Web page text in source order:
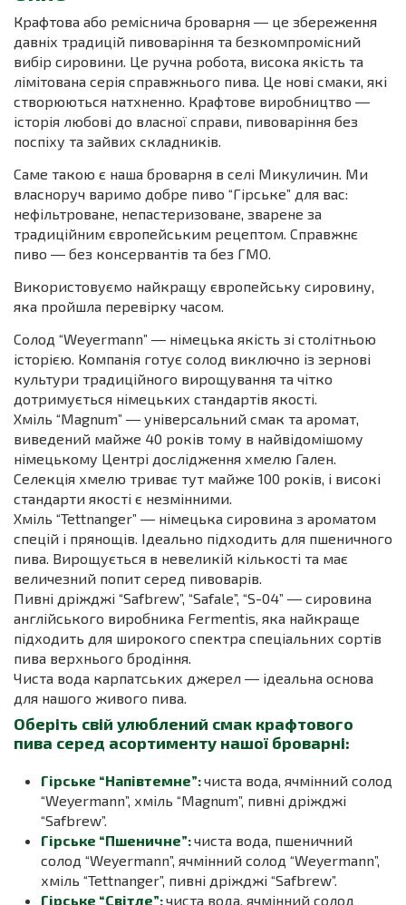
Крафтова або реміснича броварня ― це збереження
давніх традицій пивоваріння та безкомпромісний
вибір сировини. Це ручна робота, висока якість та
лімітована серія справжнього пива. Це нові смаки, які
створюються натхненно. Крафтове виробництво ―
історія любові до власної справи, пивоваріння без
поспіху та зайвих складників.
Саме такою є наша броварня в селі Микуличин. Ми
власноруч варимо добре пиво “Гірське” для вас:
нефільтроване, непастеризоване, зварене за
традиційним європейським рецептом. Справжнє
пиво ― без консервантів та без ГМО.
Використовуємо найкращу європейську сировину,
яка пройшла перевірку часом.
Солод “Weyermann” ― німецька якість зі столітньою
історією. Компанія готує солод виключно із зернові
культури традиційного вирощування та чітко
дотримується німецьких стандартів якості.
Хміль “Magnum” ― універсальний смак та аромат,
виведений майже 40 років тому в найвідомішому
німецькому Центрі дослідження хмелю Гален.
Селекція хмелю триває тут майже 100 років, і високі
стандарти якості є незмінними.
Хміль “Tettnanger” ― німецька сировина з ароматом
спецій і прянощів. Ідеально підходить для пшеничного
пива. Вирощується в невеликій кількості та має
величезний попит серед пивоварів.
Пивні дріжджі “Safbrew”, “Safale”, “S-04” ― сировина
англійського виробника Fermentis, яка найкраще
підходить для широкого спектра спеціальних сортів
пива верхнього бродіння.
Чиста вода карпатських джерел ― ідеальна основа
для нашого живого пива.
Оберіть свій улюблений смак крафтового
пива серед асортименту нашої броварні:
Гірське “Напівтемне”:чиста вода, ячмінний солод
“Weyermann”, хміль “Magnum”, пивні дріжджі
“Safbrew”.
Гірське “Пшеничне”:чиста вода, пшеничний
солод “Weyermann”, ячмінний солод “Weyermann”,
хміль “Tettnanger”, пивні дріжджі “Safbrew”.
Гірське “Світле”:чиста вода, ячмінний солод